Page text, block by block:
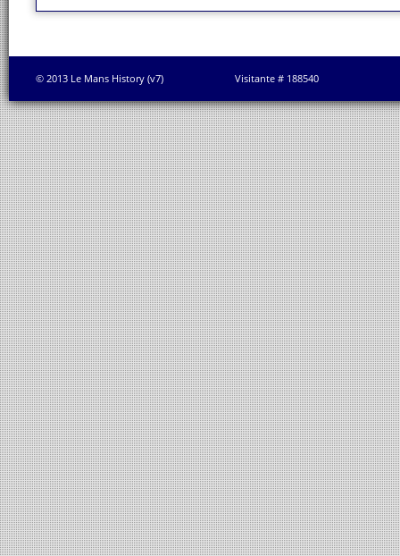
© 2013 Le Mans History (v7) Visitante # 188540